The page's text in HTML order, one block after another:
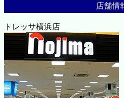
店舗情
トレッサ横浜店